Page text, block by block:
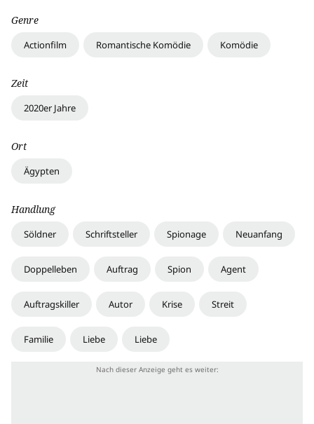
Genre
Actionfilm Romantische Komödie Komödie
Zeit
2020er Jahre
Ort
Ägypten
Handlung
Söldner Schriftsteller Spionage Neuanfang
Doppelleben Auftrag Spion Agent
Auftragskiller Autor Krise Streit
Familie Liebe Liebe